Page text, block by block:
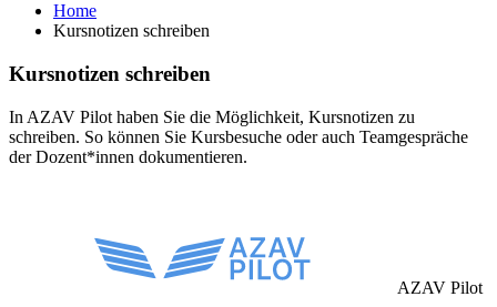
Home
Kursnotizen schreiben
Kursnotizen schreiben
In AZAV Pilot haben Sie die Möglichkeit, Kursnotizen zu
schreiben. So können Sie Kursbesuche oder auch Teamgespräche
der Dozent*innen dokumentieren.
AZAV Pilot